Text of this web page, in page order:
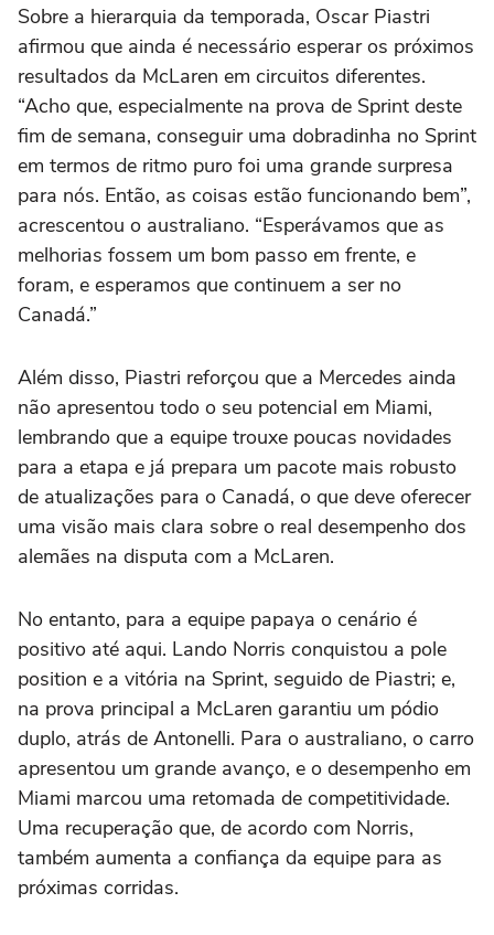
Sobre a hierarquia da temporada, Oscar Piastri
afirmou que ainda é necessário esperar os próximos
resultados da McLaren em circuitos diferentes.
“Acho que, especialmente na prova de Sprint deste
fim de semana, conseguir uma dobradinha no Sprint
em termos de ritmo puro foi uma grande surpresa
para nós. Então, as coisas estão funcionando bem”,
acrescentou o australiano. “Esperávamos que as
melhorias fossem um bom passo em frente, e
foram, e esperamos que continuem a ser no
Canadá.”
Além disso, Piastri reforçou que a Mercedes ainda
não apresentou todo o seu potencial em Miami,
lembrando que a equipe trouxe poucas novidades
para a etapa e já prepara um pacote mais robusto
de atualizações para o Canadá, o que deve oferecer
uma visão mais clara sobre o real desempenho dos
alemães na disputa com a McLaren.
No entanto, para a equipe papaya o cenário é
positivo até aqui. Lando Norris conquistou a pole
position e a vitória na Sprint, seguido de Piastri; e,
na prova principal a McLaren garantiu um pódio
duplo, atrás de Antonelli. Para o australiano, o carro
apresentou um grande avanço, e o desempenho em
Miami marcou uma retomada de competitividade.
Uma recuperação que, de acordo com Norris,
também aumenta a confiança da equipe para as
próximas corridas.